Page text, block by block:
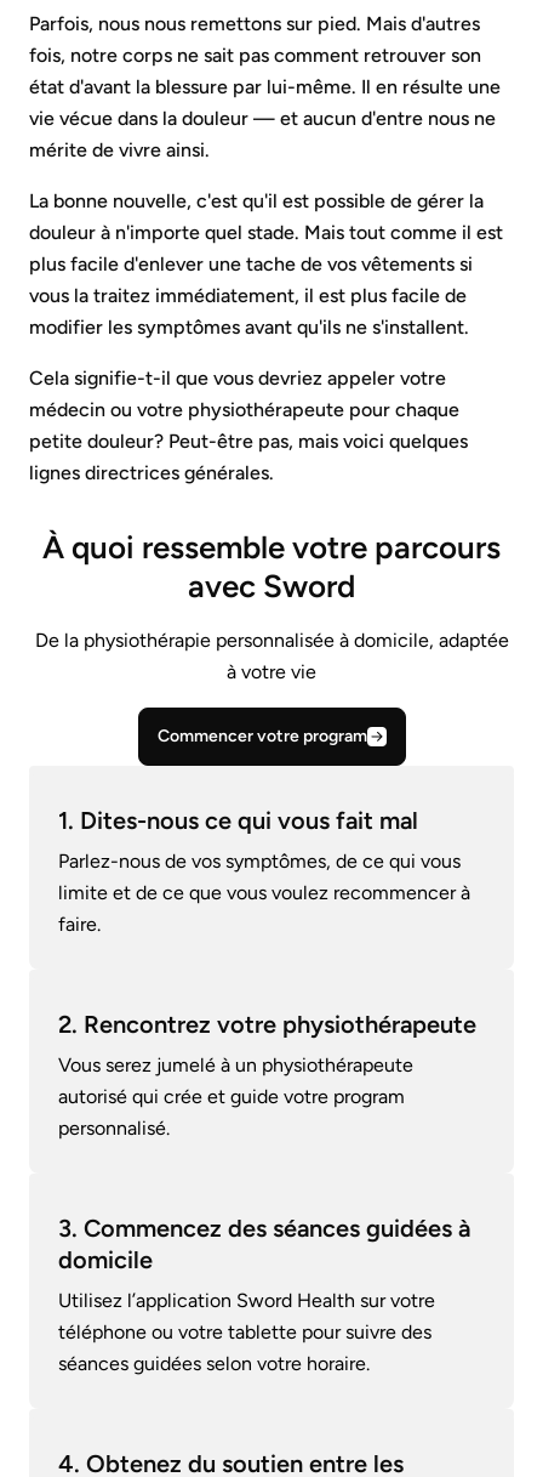
Parfois, nous nous remettons sur pied. Mais d'autres
fois, notre corps ne sait pas comment retrouver son
état d'avant la blessure par lui-même. Il en résulte une
vie vécue dans la douleur — et aucun d'entre nous ne
mérite de vivre ainsi.
La bonne nouvelle, c'est qu'il est possible de gérer la
douleur à n'importe quel stade. Mais tout comme il est
plus facile d'enlever une tache de vos vêtements si
vous la traitez immédiatement, il est plus facile de
modifier les symptômes avant qu'ils ne s'installent.
Cela signifie-t-il que vous devriez appeler votre
médecin ou votre physiothérapeute pour chaque
petite douleur? Peut-être pas, mais voici quelques
lignes directrices générales.
À quoi ressemble votre parcours
avec Sword
De la physiothérapie personnalisée à domicile, adaptée
à votre vie
Commencer votre program
1. Dites-nous ce qui vous fait mal
Parlez-nous de vos symptômes, de ce qui vous
limite et de ce que vous voulez recommencer à
faire.
2. Rencontrez votre physiothérapeute
Vous serez jumelé à un physiothérapeute
autorisé qui crée et guide votre program
personnalisé.
3. Commencez des séances guidées à
domicile
Utilisez l’application Sword Health sur votre
téléphone ou votre tablette pour suivre des
séances guidées selon votre horaire.
4. Obtenez du soutien entre les